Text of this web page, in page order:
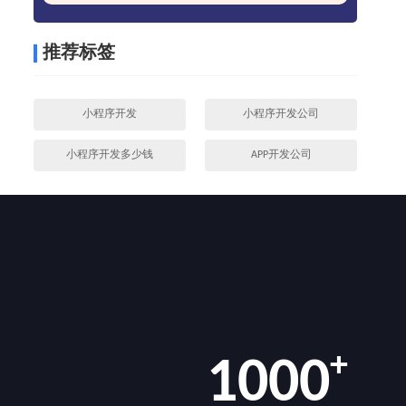
推荐标签
小程序开发 小程序开发公司
小程序开发多少钱 APP开发公司
1000+